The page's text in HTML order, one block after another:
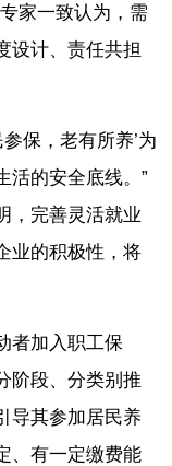
家一致认为，需
设计、责任共担
保，老有所养’为
活的安全底线。”
，完善灵活就业
业的积极性，将
者加入职工保
阶段、分类别推
导其参加居民养
、有一定缴费能